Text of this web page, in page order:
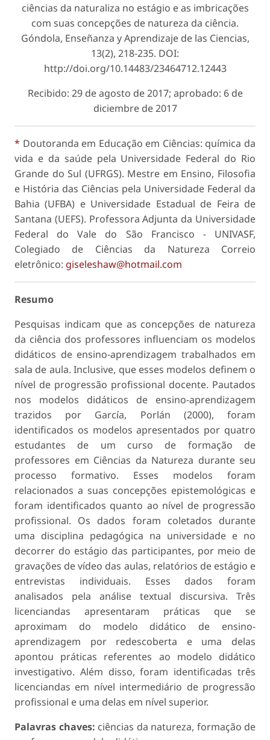
ciências da naturaliza no estágio e as imbricações
com suas concepções de natureza da ciência.
Góndola, Enseñanza y Aprendizaje de las Ciencias,
13(2), 218-235. DOI:
http://doi.org/10.14483/23464712.12443
Recibido: 29 de agosto de 2017; aprobado: 6 de
diciembre de 2017
* Doutoranda em Educação em Ciências: química da
vida e da saúde pela Universidade Federal do Rio
Grande do Sul (UFRGS). Mestre em Ensino, Filosofia
e História das Ciências pela Universidade Federal da
Bahia (UFBA) e Universidade Estadual de Feira de
Santana (UEFS). Professora Adjunta da Universidade
Federal do Vale do São Francisco - UNIVASF,
Colegiado de Ciências da Natureza Correio
eletrônico: giseleshaw@hotmail.com
Resumo
Pesquisas indicam que as concepções de natureza
da ciência dos professores influenciam os modelos
didáticos de ensino-aprendizagem trabalhados em
sala de aula. Inclusive, que esses modelos definem o
nível de progressão profissional docente. Pautados
nos modelos didáticos de ensino-aprendizagem
trazidos por García, Porlán (2000), foram
identificados os modelos apresentados por quatro
estudantes de um curso de formação de
professores em Ciências da Natureza durante seu
processo formativo. Esses modelos foram
relacionados a suas concepções epistemológicas e
foram identificados quanto ao nível de progressão
profissional. Os dados foram coletados durante
uma disciplina pedagógica na universidade e no
decorrer do estágio das participantes, por meio de
gravações de vídeo das aulas, relatórios de estágio e
entrevistas individuais. Esses dados foram
analisados pela análise textual discursiva. Três
licenciandas apresentaram práticas que se
aproximam do modelo didático de ensino-
aprendizagem por redescoberta e uma delas
apontou práticas referentes ao modelo didático
investigativo. Além disso, foram identificadas três
licenciandas em nível intermediário de progressão
profissional e uma delas em nível superior.
Palavras chaves: ciências da natureza, formação de